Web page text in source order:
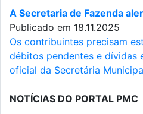
A Secretaria de Fazenda
Publicado em 18.11.2025
Os contribuintes precisam
débitos pendentes e dívidas
oficial da Secretária
NOTÍCIAS DO PORTAL PMC